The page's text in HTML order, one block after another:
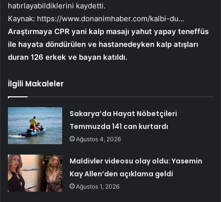
hatırlayabildiklerini kaydetti.
Kaynak: https://www.donanimhaber.com/kalbi-du…
Araştırmaya CPR yani kalp masajı yahut yapay teneffüs
ile hayata döndürülen ve hastanedeyken kalp atışları
duran 126 erkek ve bayan katıldı.
İlgili Makaleler
Sakarya’da Hayat Nöbetçileri
Temmuzda 141 can kurtardı
Ağustos 4, 2026
Maldivler videosu olay oldu: Yasemin
Kay Allen’den açıklama geldi
Ağustos 1, 2026